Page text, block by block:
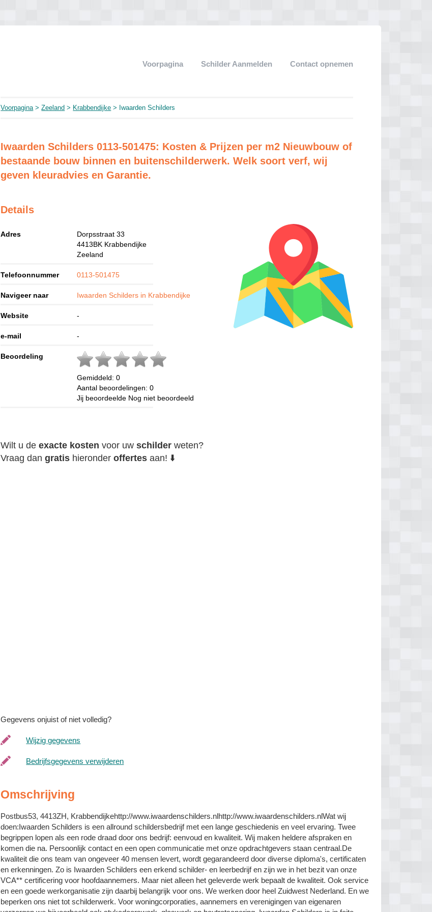
Voorpagina Schilder Aanmelden Contact opnemen
Voorpagina>Zeeland > Krabbendijke > Iwaarden Schilders
Iwaarden Schilders 0113-501475: Kosten & Prijzen per m2 Nieuwbouw of
bestaande bouw binnen en buitenschilderwerk. Welk soort verf, wij
geven kleuradvies en Garantie.
Details
Adres
Dorpsstraat 33
4413BK Krabbendijke
Zeeland
Telefoonnummer 0113-501475
Navigeer naar Iwaarden Schilders in Krabbendijke
Website -
e-mail -
Beoordeling
Gemiddeld:0
Aantal beoordelingen:0
Jij beoordeelde Nog niet beoordeeld
Wilt u deexacte kosten voor uwschilder weten?
Vraag dangratis hieronderoffertes aan! ⬇️
Gegevens onjuist of niet volledig?
Wijzig gegevens
Bedrijfsgegevens verwijderen
Omschrijving
Postbus53, 4413ZH, Krabbendijkehttp://www.iwaardenschilders.nlhttp://www.iwaardenschilders.nlWat wij
doen:Iwaarden Schilders is een allround schildersbedrijf met een lange geschiedenis en veel ervaring. Twee
begrippen lopen als een rode draad door ons bedrijf: eenvoud en kwaliteit. Wij maken heldere afspraken en
komen die na. Persoonlijk contact en een open communicatie met onze opdrachtgevers staan centraal.De
kwaliteit die ons team van ongeveer 40 mensen levert, wordt gegarandeerd door diverse diploma's, certificaten
en erkenningen. Zo is Iwaarden Schilders een erkend schilder- en leerbedrijf en zijn we in het bezit van onze
VCA** certificering voor hoofdaannemers. Maar niet alleen het geleverde werk bepaalt de kwaliteit. Ook service
en een goede werkorganisatie zijn daarbij belangrijk voor ons. We werken door heel Zuidwest Nederland. En we
beperken ons niet tot schilderwerk. Voor woningcorporaties, aannemers en verenigingen van eigenaren